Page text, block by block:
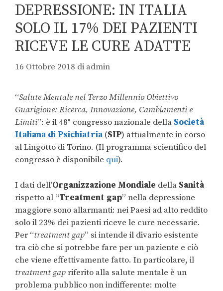
DEPRESSIONE: IN ITALIA
SOLO IL 17% DEI PAZIENTI
RICEVE LE CURE ADATTE
16 Ottobre 2018 di admin
“Salute Mentale nel Terzo Millennio Obiettivo
Guarigione: Ricerca, Innovazione, Cambiamenti e
Limiti”: è il 48° congresso nazionale della Società
Italiana di Psichiatria (SIP) attualmente in corso
al Lingotto di Torino. (Il programma scientifico del
congresso è disponibile qui).
I dati dell’Organizzazione Mondiale della Sanità
rispetto al “Treatment gap” nella depressione
maggiore sono allarmanti: nei Paesi ad alto reddito
solo il 23% dei pazienti riceve le cure necessarie.
Per “treatment gap” si intende il divario esistente
tra ciò che si potrebbe fare per un paziente e ciò
che viene effettivamente fatto. In particolare, il
treatment gapriferito alla salute mentale è un
problema pubblico non indifferente: molte